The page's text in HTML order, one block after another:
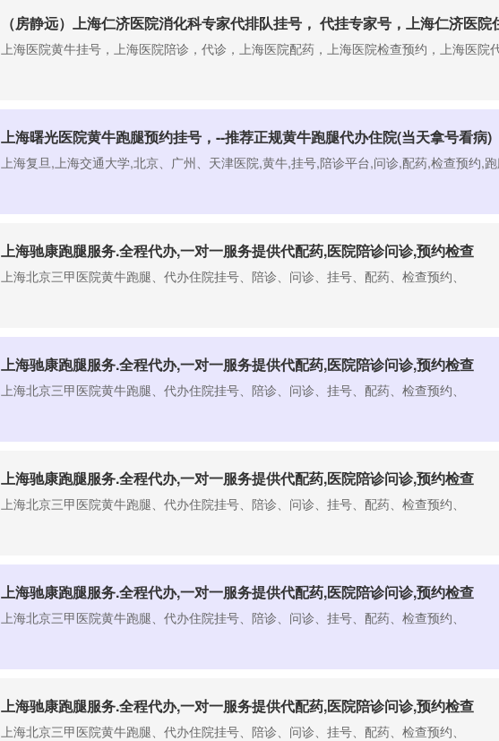
上海医院黄牛挂号，上海医院陪诊，代诊，上海医院配药，上海医院检查预约，上海医院
上海曙光医院黄牛跑腿预约挂号，--推荐正规黄牛跑腿代办住院(当天拿号看病)
上海复旦,上海交通大学,北京、广州、天津医院,黄牛,挂号,陪诊平台,问诊,配药,检查预约,
上海驰康跑腿服务.全程代办,一对一服务提供代配药,医院陪诊问诊,预约检查
​上海北京三甲医院黄牛跑腿、代办住院挂号、陪诊、问诊、挂号、配药、检查预约、
上海驰康跑腿服务.全程代办,一对一服务提供代配药,医院陪诊问诊,预约检查
​上海北京三甲医院黄牛跑腿、代办住院挂号、陪诊、问诊、挂号、配药、检查预约、
上海驰康跑腿服务.全程代办,一对一服务提供代配药,医院陪诊问诊,预约检查
​上海北京三甲医院黄牛跑腿、代办住院挂号、陪诊、问诊、挂号、配药、检查预约、
上海驰康跑腿服务.全程代办,一对一服务提供代配药,医院陪诊问诊,预约检查
​上海北京三甲医院黄牛跑腿、代办住院挂号、陪诊、问诊、挂号、配药、检查预约、
上海驰康跑腿服务.全程代办,一对一服务提供代配药,医院陪诊问诊,预约检查
​上海北京三甲医院黄牛跑腿、代办住院挂号、陪诊、问诊、挂号、配药、检查预约、